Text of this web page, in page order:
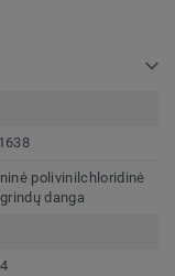
polivinilchloridinė
danga